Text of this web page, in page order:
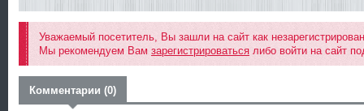
Уважаемый посетитель, Вы зашли на сайт как
Мы рекомендуем Вам зарегистрироваться либо войти на сайт
Комментарии (0)